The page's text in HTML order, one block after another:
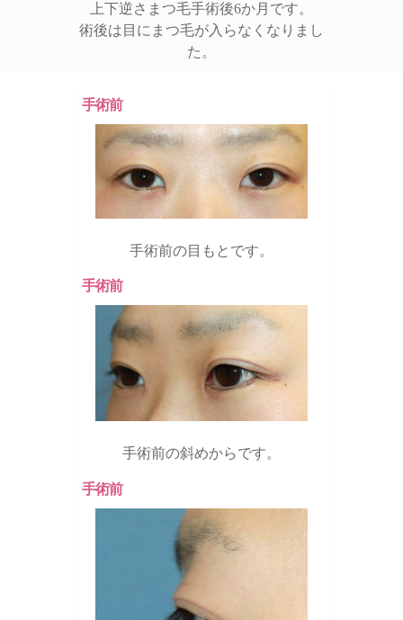
上下逆さまつ毛手術後6か月です。
術後は目にまつ毛が入らなくなりまし
た。
手術前
手術前の目もとです。
手術前
手術前の斜めからです。
手術前